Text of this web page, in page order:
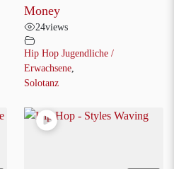
Money
24views
Hip Hop Jugendliche /
Erwachsene
Solotanz